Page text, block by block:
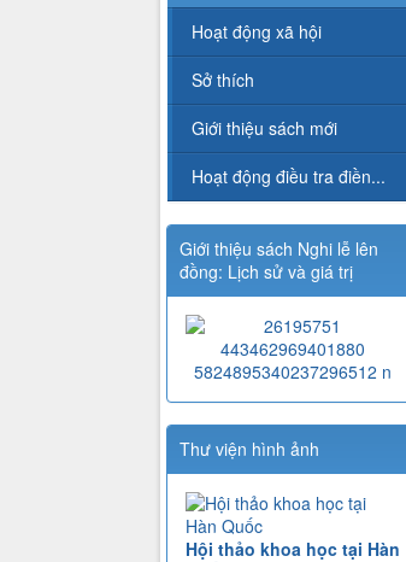
Hoạt động xã hội
Sở thích
Giới thiệu sách mới
Hoạt động điều tra điền...
Giới thiệu sách Nghi lễ lên
đồng: Lịch sử và giá trị
Thư viện hình ảnh
Hội thảo khoa học tại Hàn